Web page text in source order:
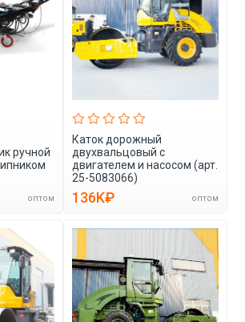
ручной
оптом
Каток дорожный
двухвальцовый с
двигателем и насосом (арт.
25-5083066)
136K₽ оптом